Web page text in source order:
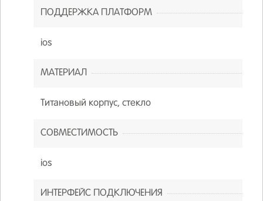
ПОДДЕРЖКА ПЛАТФОРМ
ios
МАТЕРИАЛ
Титановый корпус, стекло
СОВМЕСТИМОСТЬ
ios
ИНТЕРФЕЙС ПОДКЛЮЧЕНИЯ